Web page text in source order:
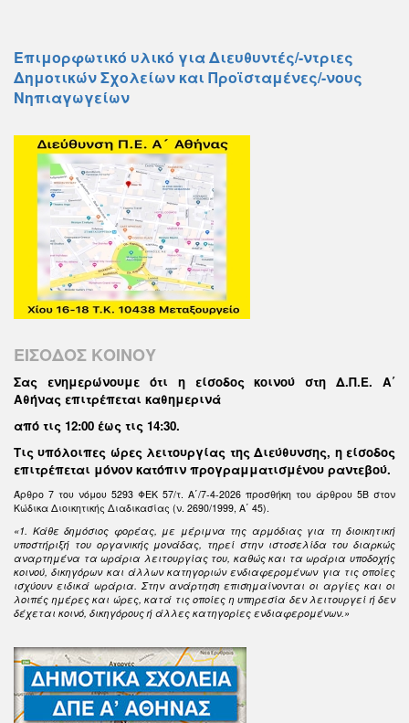
Επιμορφωτικό υλικό για Διευθυντές/-ντριες
Δημοτικών Σχολείων και Προϊσταμένες/-νους
Νηπιαγωγείων
ΕΙΣΟΔΟΣ ΚΟΙΝΟΥ
Σας ενημερώνουμε ότι η είσοδος κοινού στη Δ.Π.Ε. Α΄
Αθήνας επιτρέπεται καθημερινά
από τις 12:00 έως τις 14:30.
Τις υπόλοιπες ώρες λειτουργίας της Διεύθυνσης, η είσοδος
επιτρέπεται μόνον κατόπιν προγραμματισμένου ραντεβού.
Άρθρο 7 του νόμου 5293 ΦΕΚ 57/τ. Α΄/7-4-2026 προσθήκη του άρθρου 5Β στον
Κώδικα Διοικητικής Διαδικασίας (ν. 2690/1999, Α΄ 45).
«1. Κάθε δημόσιος φορέας, με μέριμνα της αρμόδιας για τη διοικητική
υποστήριξή του οργανικής μονάδας, τηρεί στην ιστοσελίδα του διαρκώς
αναρτημένα τα ωράρια λειτουργίας του, καθώς και τα ωράρια υποδοχής
κοινού, δικηγόρων και άλλων κατηγοριών ενδιαφερομένων για τις οποίες
ισχύουν ειδικά ωράρια. Στην ανάρτηση επισημαίνονται οι αργίες και οι
λοιπές ημέρες και ώρες, κατά τις οποίες η υπηρεσία δεν λειτουργεί ή δεν
δέχεται κοινό, δικηγόρους ή άλλες κατηγορίες ενδιαφερομένων.»